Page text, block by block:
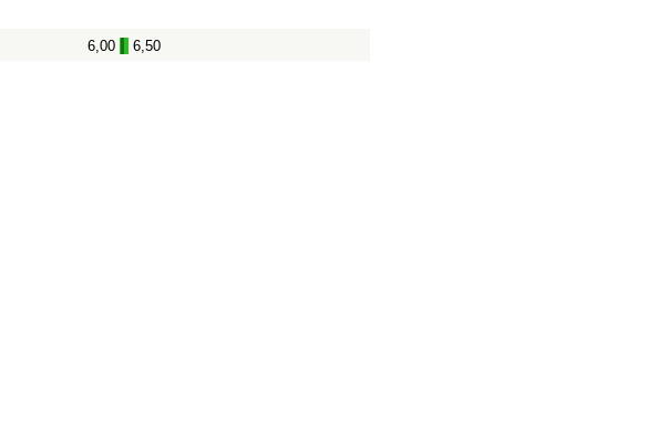
6,00 - 6,50